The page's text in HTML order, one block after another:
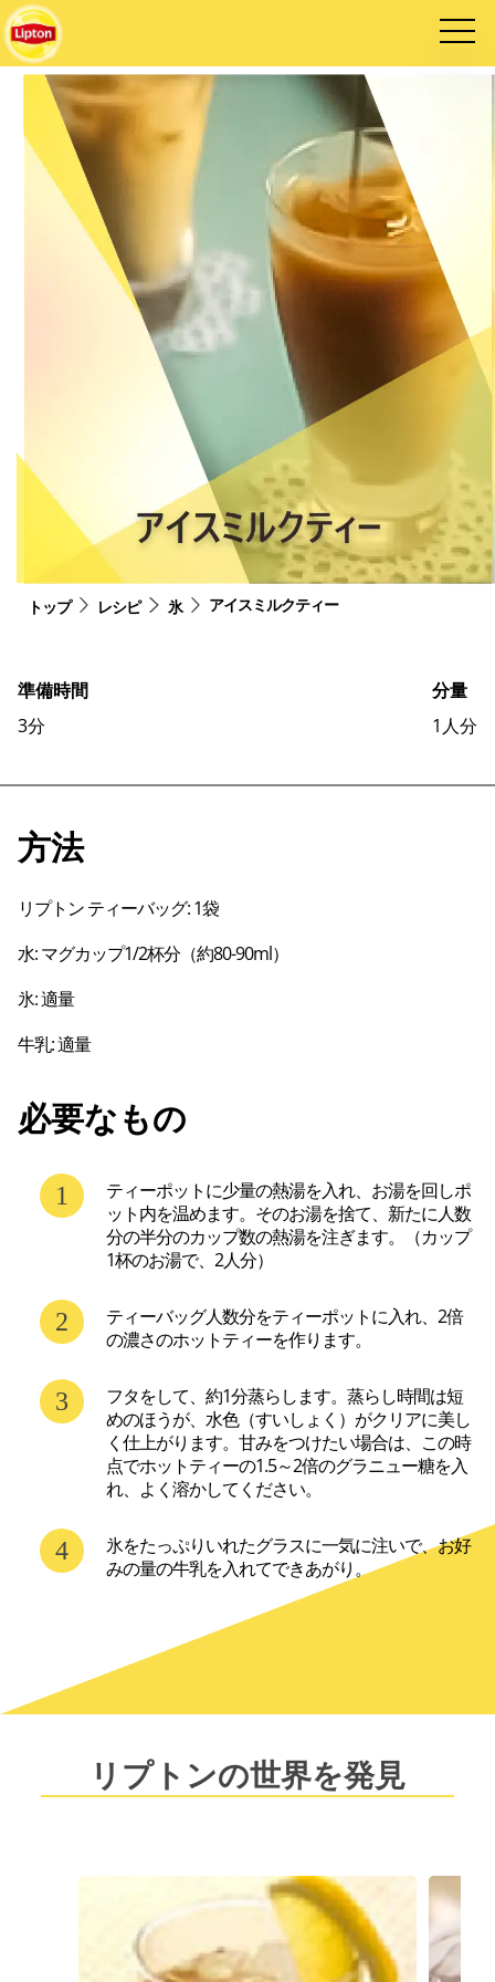
トップ レシピ 氷 アイスミルクティー
準備時間
3分
分量
1 人分
方法
リプトン ティーバッグ: 1袋
水: マグカップ1/2杯分（約80-90ml）
氷: 適量
牛乳: 適量
必要なもの
ティーポットに少量の熱湯を入れ、お湯を回しポ
ット内を温めます。そのお湯を捨て、新たに人数
分の半分のカップ数の熱湯を注ぎます。（カップ
1杯のお湯で、2人分）
ティーバッグ人数分をティーポットに入れ、2倍
の濃さのホットティーを作ります。
フタをして、約1分蒸らします。蒸らし時間は短
めのほうが、水色（すいしょく）がクリアに美し
く仕上がります。甘みをつけたい場合は、この時
点でホットティーの1.5～2倍のグラニュー糖を入
れ、よく溶かしてください。
氷をたっぷりいれたグラスに一気に注いで、お好
みの量の牛乳を入れてできあがり。
リプトンの世界を発見